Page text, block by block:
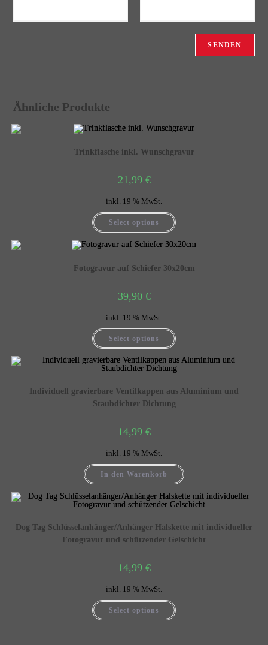
Ähnliche Produkte
Trinkflasche inkl. Wunschgravur
21,99 €
inkl. 19 % MwSt.
Select options
Fotogravur auf Schiefer 30x20cm
39,90 €
inkl. 19 % MwSt.
Select options
Individuell gravierbare Ventilkappen aus Aluminium und
Staubdichter Dichtung
14,99 €
inkl. 19 % MwSt.
In den Warenkorb
Dog Tag Schlüsselanhänger/Anhänger Halskette mit individueller
Fotogravur und schützender Gelschicht
14,99 €
inkl. 19 % MwSt.
Select options